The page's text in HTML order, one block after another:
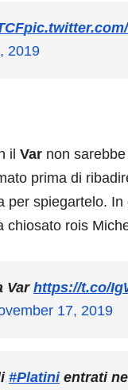
2019
il Var non sarebbe
prima di
per spiegartelo.
chiosato rois
Var https://t.co/
17, 2019
#Platinientrati